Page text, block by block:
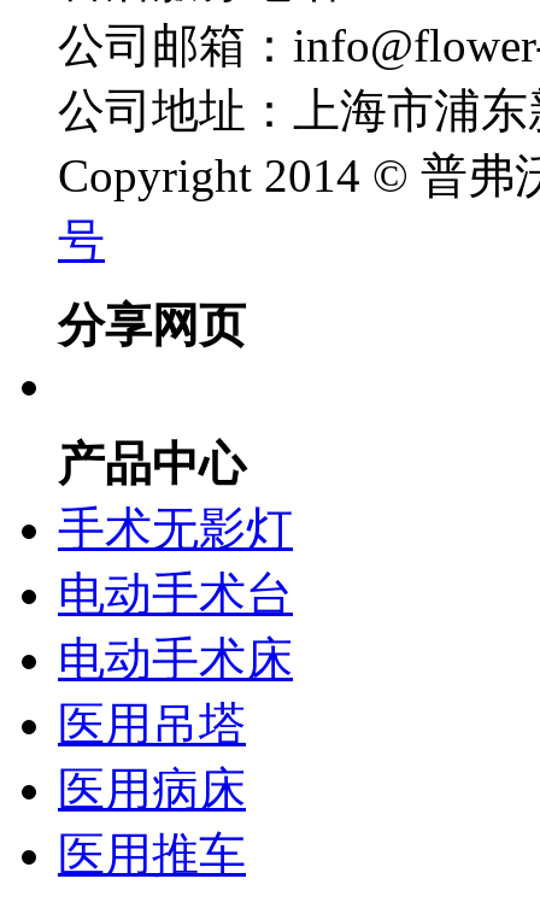
公司邮箱：
公司地址：上海市浦
Copyright 2014 © 普
号
分享网页
产品中心
手术无影灯
电动手术台
电动手术床
医用吊塔
医用病床
医用推车